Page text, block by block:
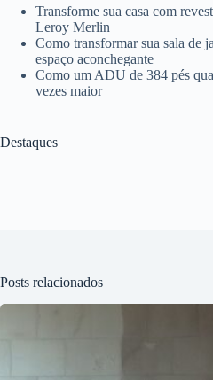
Transforme sua casa com
Leroy Merlin
Como transformar sua sala de
espaço aconchegante
Como um ADU de 384 pés
vezes maior
Destaques
Posts relacionados